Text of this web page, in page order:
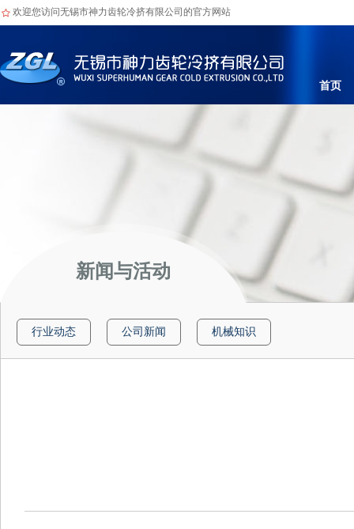
欢迎您访问无锡市神力齿轮冷挤有限公司的官方网站
首页
新闻与活动
行业动态 公司新闻 机械知识